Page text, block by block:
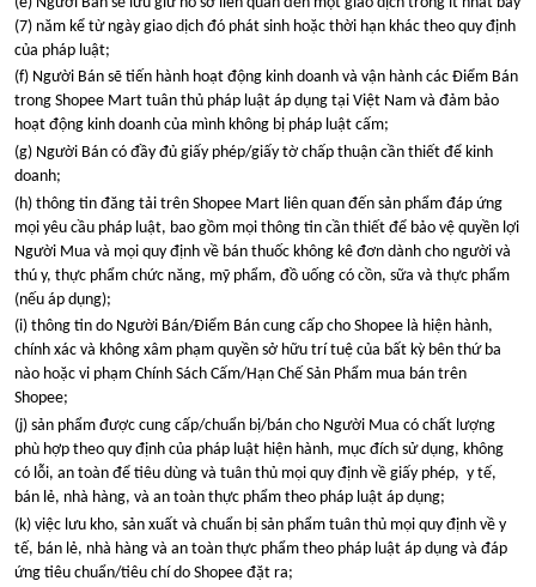
(7) năm kể từ ngày giao dịch đó phát sinh hoặc thời hạn khác theo quy định
của pháp luật;
(f) Người Bán sẽ tiến hành hoạt động kinh doanh và vận hành các Điểm Bán
trong Shopee Mart tuân thủ pháp luật áp dụng tại Việt Nam và đảm bảo
hoạt động kinh doanh của mình không bị pháp luật cấm;
(g) Người Bán có đầy đủ giấy phép/giấy tờ chấp thuận cần thiết để kinh
doanh;
(h) thông tin đăng tải trên Shopee Mart liên quan đến sản phẩm đáp ứng
mọi yêu cầu pháp luật, bao gồm mọi thông tin cần thiết để bảo vệ quyền lợi
Người Mua và mọi quy định về bán thuốc không kê đơn dành cho người và
thú y, thực phẩm chức năng, mỹ phẩm, đồ uống có cồn, sữa và thực phẩm
(nếu áp dụng);
(i) thông tin do Người Bán/Điểm Bán cung cấp cho Shopee là hiện hành,
chính xác và không xâm phạm quyền sở hữu trí tuệ của bất kỳ bên thứ ba
nào hoặc vi phạm Chính Sách Cấm/Hạn Chế Sản Phẩm mua bán trên
Shopee;
(j) sản phẩm được cung cấp/chuẩn bị/bán cho Người Mua có chất lượng
phù hợp theo quy định của pháp luật hiện hành, mục đích sử dụng, không
có lỗi, an toàn để tiêu dùng và tuân thủ mọi quy định về giấy phép, y tế,
bán lẻ, nhà hàng, và an toàn thực phẩm theo pháp luật áp dụng;
(k) việc lưu kho, sản xuất và chuẩn bị sản phẩm tuân thủ mọi quy định về y
tế, bán lẻ, nhà hàng và an toàn thực phẩm theo pháp luật áp dụng và đáp
ứng tiêu chuẩn/tiêu chí do Shopee đặt ra;